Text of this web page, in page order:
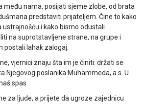
među nama, posijati sjeme zlobe, od brata
predstaviti prijateljem. Čine to kako
ustrajnošću i kako bismo odustali.
na suprotstavljene strane, na grupe i
postali lahak zalogaj.
vjernici znaju šta im je činiti: držati se
Njegovog poslanika Muhammeda, a.s. U
spas.
za ljude, a prijete da ugroze zajednicu